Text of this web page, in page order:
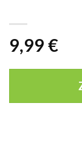
9,99 €